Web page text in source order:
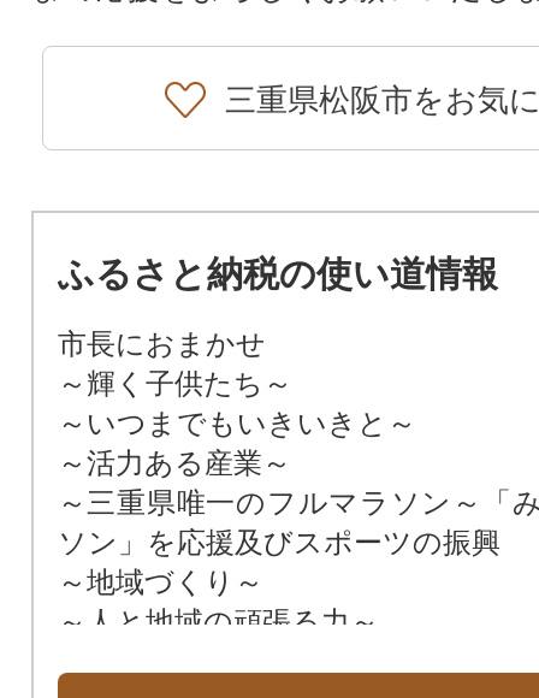
三重県松阪市をお気
ふるさと納税の使い道情報
市長におまかせ
～輝く子供たち～
～いつまでもいきいきと～
～活力ある産業～
～三重県唯一のフルマラソン～「
ソン」を応援及びスポーツの振興
～地域づくり～
～人と地域の頑張る力～